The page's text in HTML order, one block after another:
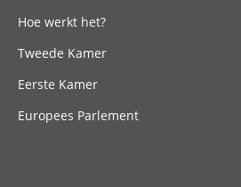
Hoe werkt het?
Tweede Kamer
Eerste Kamer
Europees Parlement